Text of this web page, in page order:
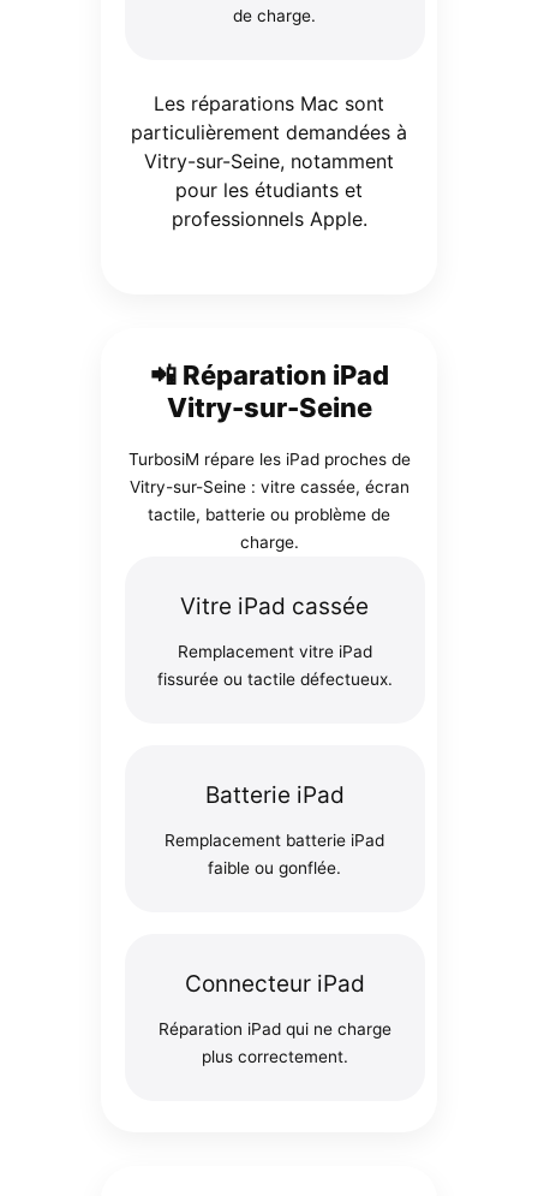
de charge.
Les réparations Mac sont
particulièrement demandées à
Vitry-sur-Seine, notamment
pour les étudiants et
professionnels Apple.
📲 Réparation iPad
Vitry-sur-Seine
TurbosiM répare les iPad proches de
Vitry-sur-Seine : vitre cassée, écran
tactile, batterie ou problème de
charge.
Vitre iPad cassée
Remplacement vitre iPad
fissurée ou tactile défectueux.
Batterie iPad
Remplacement batterie iPad
faible ou gonflée.
Connecteur iPad
Réparation iPad qui ne charge
plus correctement.